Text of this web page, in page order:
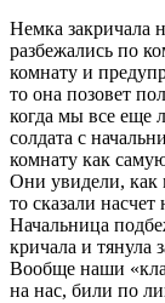
Немка закричала
разбежались по
комнату и
то она позовет
когда мы все еще
солдата с
комнату как
Они увидели, как
то сказали
Начальница
кричала и тянула
Вообще наши
на нас, били по